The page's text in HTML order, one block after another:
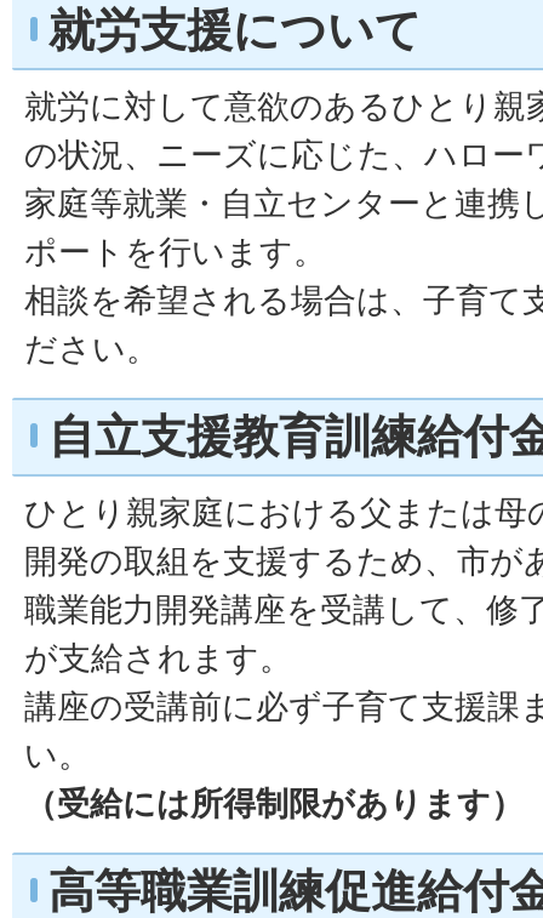
就労支援について
就労に対して意欲のあるひとり親
の状況、ニーズに応じた、ハロー
家庭等就業・自立センターと連携
ポートを行います。
相談を希望される場合は、子育て
ださい。
自立支援教育訓練給付
ひとり親家庭における父または母
開発の取組を支援するため、市が
職業能力開発講座を受講して、修
が支給されます。
講座の受講前に必ず子育て支援課
い。
（受給には所得制限があります）
高等職業訓練促進給付